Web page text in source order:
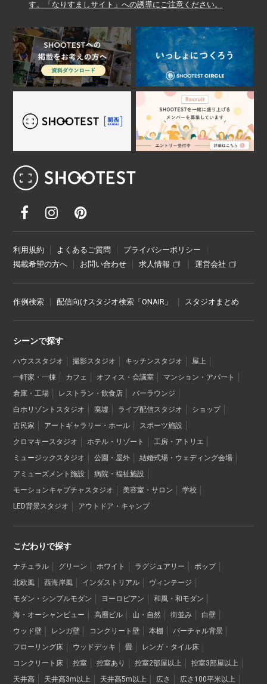
す。「なりすましサイト」への誘導にご注意ください。
利用規約 よくあるご質問
プライバシーポリシー
掲載希望の方へ
お問い合わせ 求人情報 運営会社
作例検索 配信向けスタジオ検索「ONAIR」 スタジオまとめ
シーンで探す
ハウススタジオ 撮影スタジオ キッチンスタジオ
屋上
一軒家・一棟
カフェ オフィス・会議室
マンション・アパート
倉庫・工場
レストラン・飲食店
バーラウンジ
白ホリゾントスタジオ
廃墟 ライブ配信スタジオ
ショップ
古民家
アートギャラリー・ホール
スポーツ施設
クロマキースタジオ
ホテル・リゾート
工房・アトリエ
ミュージックスタジオ
公園・屋外
結婚式場・ウェディング会場
アミューズメント施設
病院・福祉施設
モーションキャプチャスタジオ
美容室・サロン
学校
LED背景スタジオ
アウトドア・キャンプ
こだわりで探す
ナチュラル グリーン ホワイト ラグジュアリー
ポップ
北欧風
西海岸風 インダストリアル
ヴィンテージ
モダン・シンプルモダン
ヨーロピアン
和風・和モダン
海・オーシャンビュー
高層ビル 山・自然 街並み
白壁
ウッド壁
レンガ壁 コンクリート壁 本棚
バーチャル背景
フローリング床
ウッドデッキ 畳
レンガ・タイル床
コンクリート床
控室 控室あり 控室2部屋以上
控室3部屋以上
天井高
天井高3m以上 天井高5m以上 広さ
広さ100平米以上